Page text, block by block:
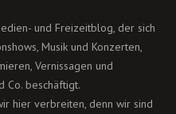
und Freizeitblog, der sich
Musik und Konzerten,
Vernissagen und
Co. beschäftigt.
hier verbreiten, denn wir sind